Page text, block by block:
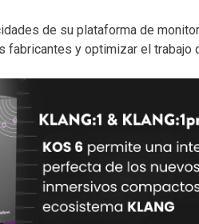
de su plataforma de
fabricantes y optimizar el